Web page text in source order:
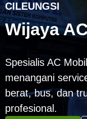
CILEUNGSI
Wijaya
Spesialis AC
menangani
berat, bus, dan
profesional.